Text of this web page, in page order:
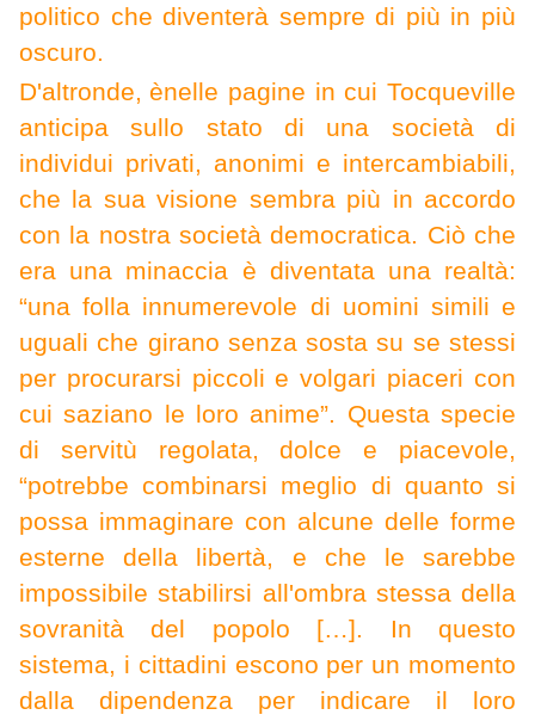
politico che diventerà sempre di più in più
oscuro.
D'altronde, ènelle pagine in cui Tocqueville
anticipa sullo stato di una società di
individui privati, anonimi e intercambiabili,
che la sua visione sembra più in accordo
con la nostra società democratica. Ciò che
era una minaccia è diventata una realtà:
“una folla innumerevole di uomini simili e
uguali che girano senza sosta su se stessi
per procurarsi piccoli e volgari piaceri con
cui saziano le loro anime”. Questa specie
di servitù regolata, dolce e piacevole,
“potrebbe combinarsi meglio di quanto si
possa immaginare con alcune delle forme
esterne della libertà, e che le sarebbe
impossibile stabilirsi all'ombra stessa della
sovranità del popolo […]. In questo
sistema, i cittadini escono per un momento
dalla dipendenza per indicare il loro